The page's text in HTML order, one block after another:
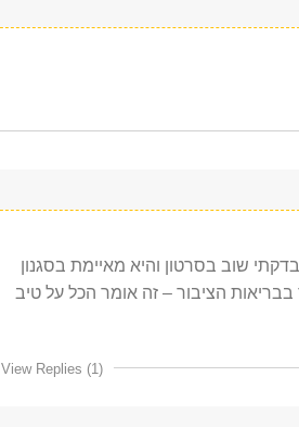
שוב בסרטון והיא מאיימת בסגנון
הציבור – זה אומר הכל על טיב
View Replies (1)